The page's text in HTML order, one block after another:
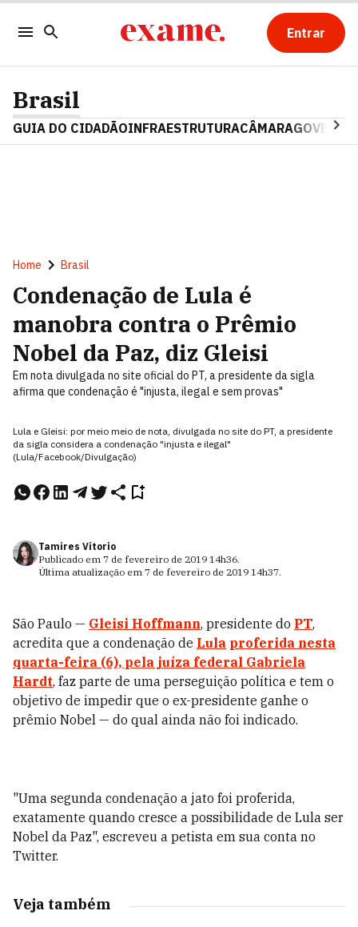
Entrar
Brasil
GUIA DO CIDADÃOINFRAESTRUTURACÂMARAGOVERNO
Home Brasil
Condenação de Lula é
manobra contra o Prêmio
Nobel da Paz, diz Gleisi
Em nota divulgada no site oficial do PT, a presidente da sigla
afirma que condenação é "injusta, ilegal e sem provas"
Lula e Gleisi: por meio meio de nota, divulgada no site do PT, a presidente
da sigla considera a condenação "injusta e ilegal"
(Lula/Facebook/Divulgação)
Tamires Vitorio
Publicado em 7 de fevereiro de 2019 14h36.
Última atualização em 7 de fevereiro de 2019 14h37.
São Paulo — Gleisi Hoffmann, presidente do PT,
acredita que a condenação de Lula proferida nesta
quarta-feira (6), pela juíza federal Gabriela
Hardt, faz parte de uma perseguição política e tem o
objetivo de impedir que o ex-presidente ganhe o
prêmio Nobel — do qual ainda não foi indicado.
"Uma segunda condenação a jato foi proferida,
exatamente quando cresce a possibilidade de Lula ser
Nobel da Paz", escreveu a petista em sua conta no
Twitter.
Veja também